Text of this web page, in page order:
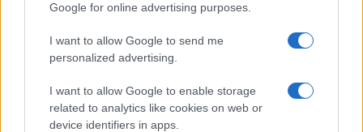
Google for online advertising purposes.
I want to allow Google to send me
personalized advertising.
I want to allow Google to enable storage
related to analytics like cookies on web or
device identifiers in apps.
Syndication
Globalist
Globalscience
Globalsport
Culture
Salute
Megachip
GiULia